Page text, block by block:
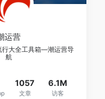
运营
行大全工具箱—潮运营导
航
1057
文章
6.1M
访客